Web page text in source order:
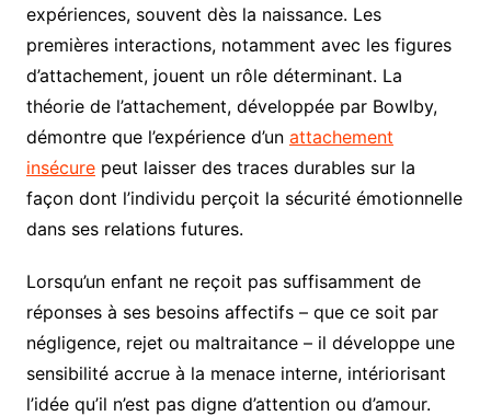
expériences, souvent dès la naissance. Les
premières interactions, notamment avec les figures
d’attachement, jouent un rôle déterminant. La
théorie de l’attachement, développée par Bowlby,
démontre que l’expérience d’un attachement
insécurepeut laisser des traces durables sur la
façon dont l’individu perçoit la sécurité émotionnelle
dans ses relations futures.
Lorsqu’un enfant ne reçoit pas suffisamment de
réponses à ses besoins affectifs – que ce soit par
négligence, rejet ou maltraitance – il développe une
sensibilité accrue à la menace interne, intériorisant
l’idée qu’il n’est pas digne d’attention ou d’amour.